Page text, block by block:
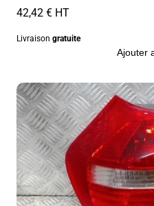
42,42 € HT
Livraison gratuite
Ajouter